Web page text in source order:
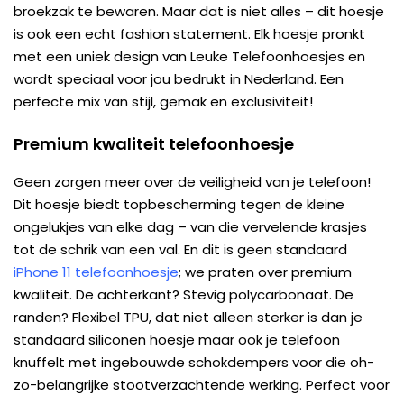
broekzak te bewaren. Maar dat is niet alles – dit hoesje
is ook een echt fashion statement. Elk hoesje pronkt
met een uniek design van Leuke Telefoonhoesjes en
wordt speciaal voor jou bedrukt in Nederland. Een
perfecte mix van stijl, gemak en exclusiviteit!
Premium kwaliteit telefoonhoesje
Geen zorgen meer over de veiligheid van je telefoon!
Dit hoesje biedt topbescherming tegen de kleine
ongelukjes van elke dag – van die vervelende krasjes
tot de schrik van een val. En dit is geen standaard
iPhone 11 telefoonhoesje; we praten over premium
kwaliteit. De achterkant? Stevig polycarbonaat. De
randen? Flexibel TPU, dat niet alleen sterker is dan je
standaard siliconen hoesje maar ook je telefoon
knuffelt met ingebouwde schokdempers voor die oh-
zo-belangrijke stootverzachtende werking. Perfect voor